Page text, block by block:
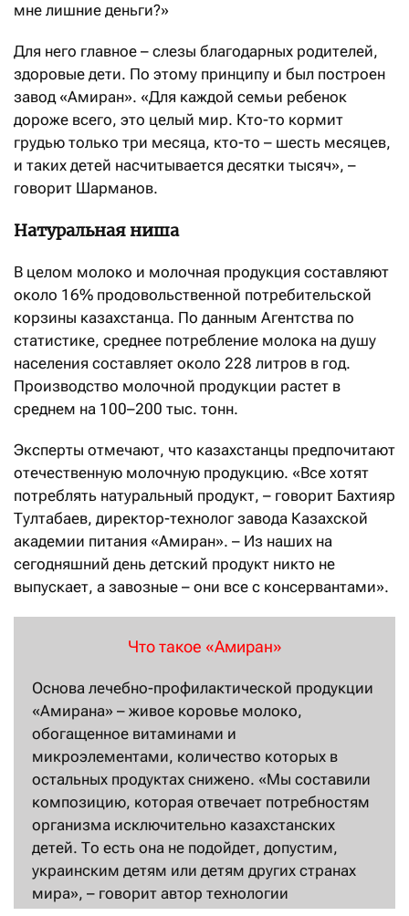
мне лишние деньги?»
Для него главное – слезы благодарных родителей,
здоровые дети. По этому принципу и был построен
завод «Амиран». «Для каждой семьи ребенок
дороже всего, это целый мир. Кто-то кормит
грудью только три месяца, кто-то – шесть месяцев,
и таких детей насчитывается десятки тысяч», –
говорит Шарманов.
Натуральная ниша
В целом молоко и молочная продукция составляют
около 16% продовольственной потребительской
корзины казахстанца. По данным Агентства по
статистике, среднее потребление молока на душу
населения составляет около 228 литров в год.
Производство молочной продукции растет в
среднем на 100–200 тыс. тонн.
Эксперты отмечают, что казахстанцы предпочитают
отечественную молочную продукцию. «Все хотят
потреб­лять натуральный продукт, – говорит Бахтияр
Тултабаев, директор-технолог завода Казахской
академии питания «Амиран». – Из наших на
сегодняшний день детский продукт никто не
выпускает, а завозные – они все с консервантами».
Что такое «Амиран»
Основа лечебно-профилактической продукции
«Амирана» – живое коровье молоко,
обогащенное витаминами и
микроэлементами, количество которых в
остальных продуктах снижено. «Мы составили
композицию, которая отвечает потребностям
организма исключительно казахстанских
детей. То есть она не подойдет, допустим,
украинским детям или детям других странах
мира», – говорит автор технологии